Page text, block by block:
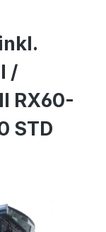
/
RX60-
STD